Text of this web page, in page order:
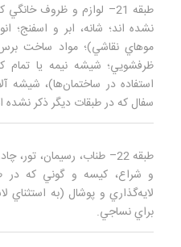
طبقه 21– لوازم و ظروف
نشده‌ اند؛ شانه، ابر و اسفنج؛
موهاي نقاشي)؛ مواد ساخت
ظرفشويي؛ شيشه نيمه یا تمام
استفاده در ساختمان‌ها)، شيشه
سفال كه در طبقات ديگر ذكر نشده‌
طبقه 22– طناب، رسيمان، تور،
و شراع، كيسه و گوني كه در
لايه‌گذاري و پوشال (به استثناي
براي نساجي.